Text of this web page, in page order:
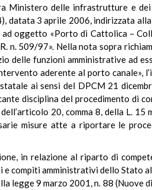
Ministero delle infrastrutture e
datata 3 aprile 2006, indirizzata
oggetto «Porto di Cattolica –
n. 509/97». Nella nota sopra
delle funzioni amministrative ad
aderente al porto canale»,
ai sensi del DPCM 21
disciplina del procedimento di
20, comma 8, della L. 15
misure atte a riportare le
in relazione al riparto di
compiti amministrativi dello Stato
legge 9 marzo 2001, n. 88 (Nuove